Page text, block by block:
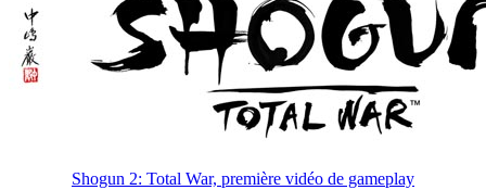
Shogun 2: Total War, première vidéo de gameplay